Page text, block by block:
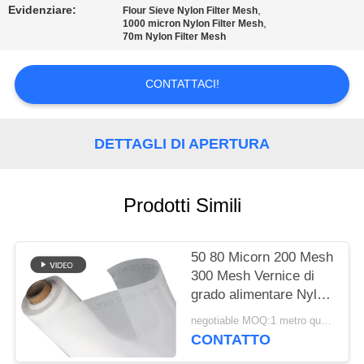
UNA
CITAZIONE
PRIVACY
POLICY
Evidenziare: Flour Sieve Nylon Filter Mesh,
1000 micron Nylon Filter Mesh,
70m Nylon Filter Mesh
CONTATTACI!
DETTAGLI DI APERTURA
Prodotti Simili
50 80 Micorn 200 Mesh
300 Mesh Vernice di
grado alimentare Nylon
Filter Mesh Stoffa
tessuta
negotiable MOQ:1 metro quadrato
CONTATTO